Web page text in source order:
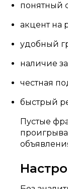
понятный
акцент на
удобный
наличие
честная
быстрый
Пустые